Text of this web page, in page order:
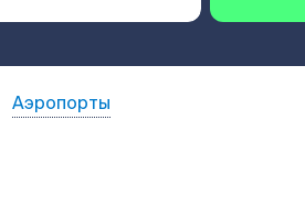
Аэропорты